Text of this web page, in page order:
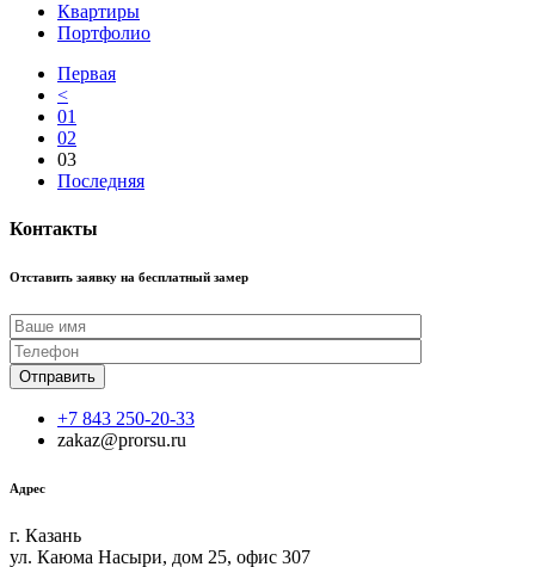
Квартиры
Портфолио
Первая
<
01
02
03
Последняя
Контакты
Отставить заявку на бесплатный замер
+7 843 250-20-33
zakaz@prorsu.ru
Адрес
г. Казань
ул. Каюма Насыри, дом 25, офис 307